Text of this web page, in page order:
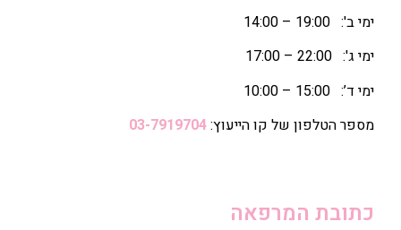
ימי ב': 19:00 – 14:00
ימי ג': 22:00 – 17:00
ימי ד’: 15:00 – 10:00
מספר הטלפון של קו הייעוץ:03-7919704
כתובת המרפאה